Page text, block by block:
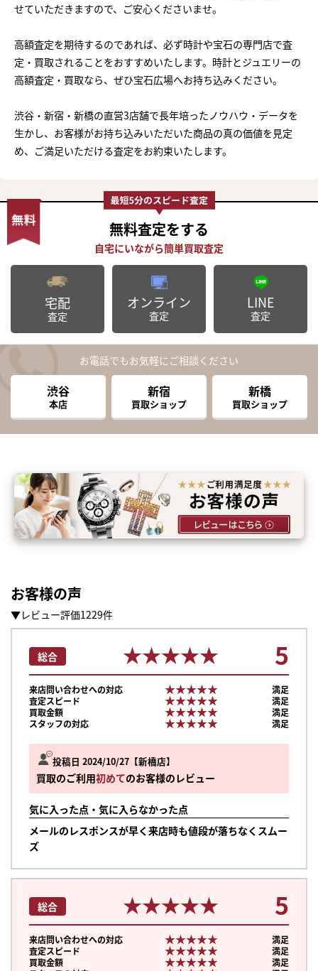
せていただきますので、ご安心くださいませ。
高額査定を期待するのであれば、必ず時計や宝石の専門店で査
定・買取されることをおすすめいたします。時計とジュエリーの
高額査定・買取なら、ぜひ宝石広場へお持ち込みください。
渋谷・新宿・新橋の直営3店舗で長年培ったノウハウ・データを
生かし、お客様がお持ち込みいただいた商品の真の価値を見定
め、ご満足いただける査定をお約束いたします。
無料査定をする
宅配
査定
オンライン
査定
LINE
査定
お電話でもお気軽にご相談ください
渋谷
本店
新宿
買取ショップ
新橋
買取ショップ
お客様の声
▼レビュー評価1229件
投稿日 2024/10/27 新橋店
買取のご利用初めてのお客様のレビュー
気に入った点・気に入らなかった点
メールのレスポンスが早く来店時も値段が落ちなくスムー
ズ
総合 ★★★★★
★★★★★ 5
来店問い合わせへの対応 ★★★★★
★★★★★
満足
査定スピード
★★★★★
★★★★★
満足
買取金額
★★★★★
★★★★★
満足
スタッフの対応
★★★★★
★★★★★ 満足
総合 ★★★★★
★★★★★ 5
来店問い合わせへの対応 ★★★★★
★★★★★
満足
査定スピード
★★★★★
★★★★★
満足
買取金額
★★★★★
★★★★★
満足